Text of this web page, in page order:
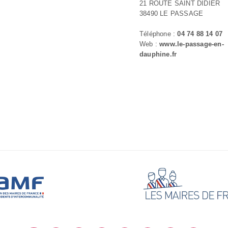
21 ROUTE SAINT DIDIER
38490 LE PASSAGE
Téléphone :04 74 88 14 07
Web :www.le-passage-en-
dauphine.fr